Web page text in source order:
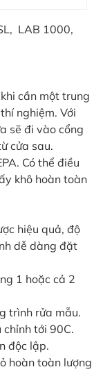
LAB 1000,
cần một trung
nghiệm. Với
sẽ đi vào cổng
cửa sau.
Có thể điều
khô hoàn toàn
hiệu quả, độ
dễ dàng đặt
1 hoặc cả 2
trình rửa mẫu.
chỉnh tới 90C.
độc lập.
hoàn toàn lượng